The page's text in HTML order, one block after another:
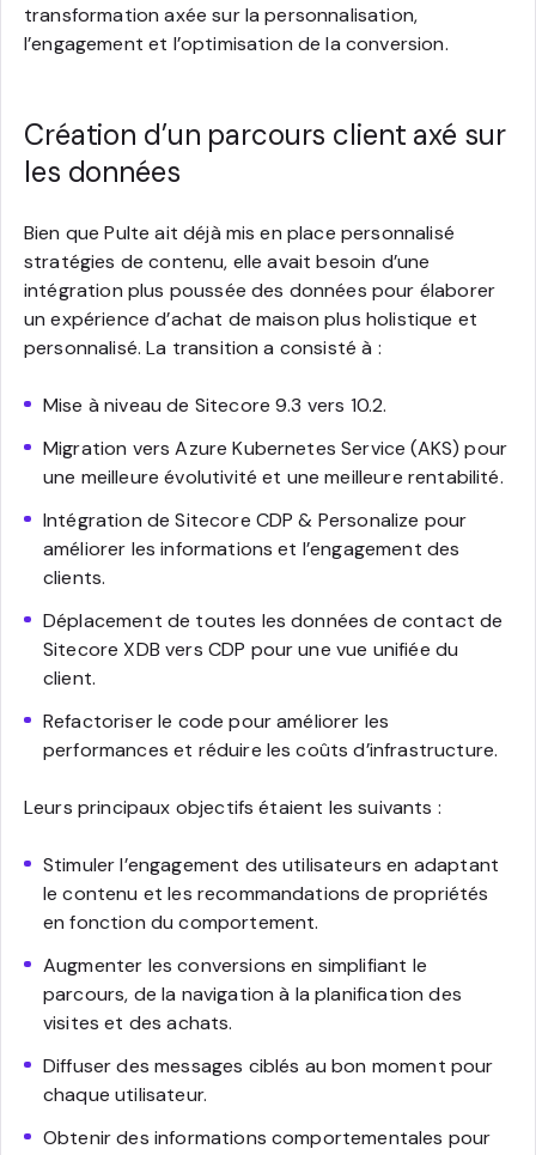
transformation axée sur la personnalisation,
l’engagement et l’optimisation de la conversion.
Création d’un parcours client axé sur
les données
Bien que Pulte ait déjà mis en place personnalisé
stratégies de contenu, elle avait besoin d’une
intégration plus poussée des données pour élaborer
un expérience d’achat de maison plus holistique et
personnalisé. La transition a consisté à :
Mise à niveau de Sitecore 9.3 vers 10.2.
Migration vers Azure Kubernetes Service (AKS) pour
une meilleure évolutivité et une meilleure rentabilité.
Intégration de Sitecore CDP & Personalize pour
améliorer les informations et l’engagement des
clients.
Déplacement de toutes les données de contact de
Sitecore XDB vers CDP pour une vue unifiée du
client.
Refactoriser le code pour améliorer les
performances et réduire les coûts d’infrastructure.
Leurs principaux objectifs étaient les suivants :
Stimuler l’engagement des utilisateurs en adaptant
le contenu et les recommandations de propriétés
en fonction du comportement.
Augmenter les conversions en simplifiant le
parcours, de la navigation à la planification des
visites et des achats.
Diffuser des messages ciblés au bon moment pour
chaque utilisateur.
Obtenir des informations comportementales pour